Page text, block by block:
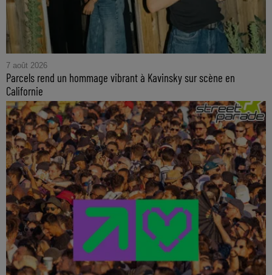
7 août 2026
Parcels rend un hommage vibrant à Kavinsky sur scène en
Californie